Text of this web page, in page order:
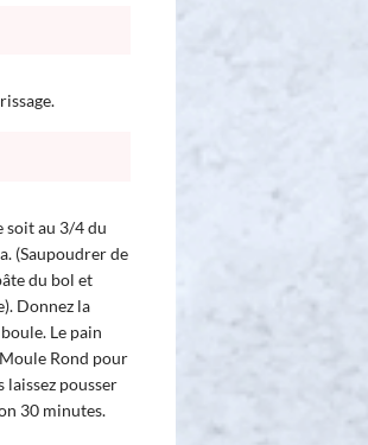
soit au 3/4 du
(Saupoudrer de
du bol et
Donnez la
Le pain
Rond pour
laissez pousser
30 minutes.